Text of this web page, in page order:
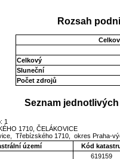
Rozsah
Celkový
Sluneční
Počet zdrojů
Seznam
1
1710, ČELÁKOVICE
Třebízského 1710, okres Praha-
území
Kód
619159